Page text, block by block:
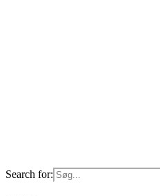
Search for: